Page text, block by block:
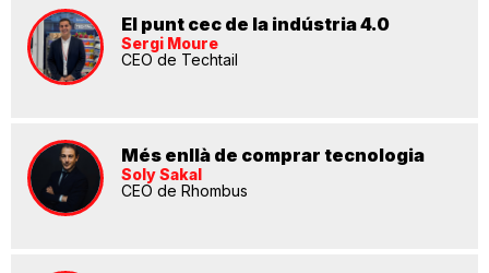
El punt cec de la indústria 4.0
Sergi Moure
CEO de Techtail
Més enllà de comprar tecnologia
Soly Sakal
CEO de Rhombus